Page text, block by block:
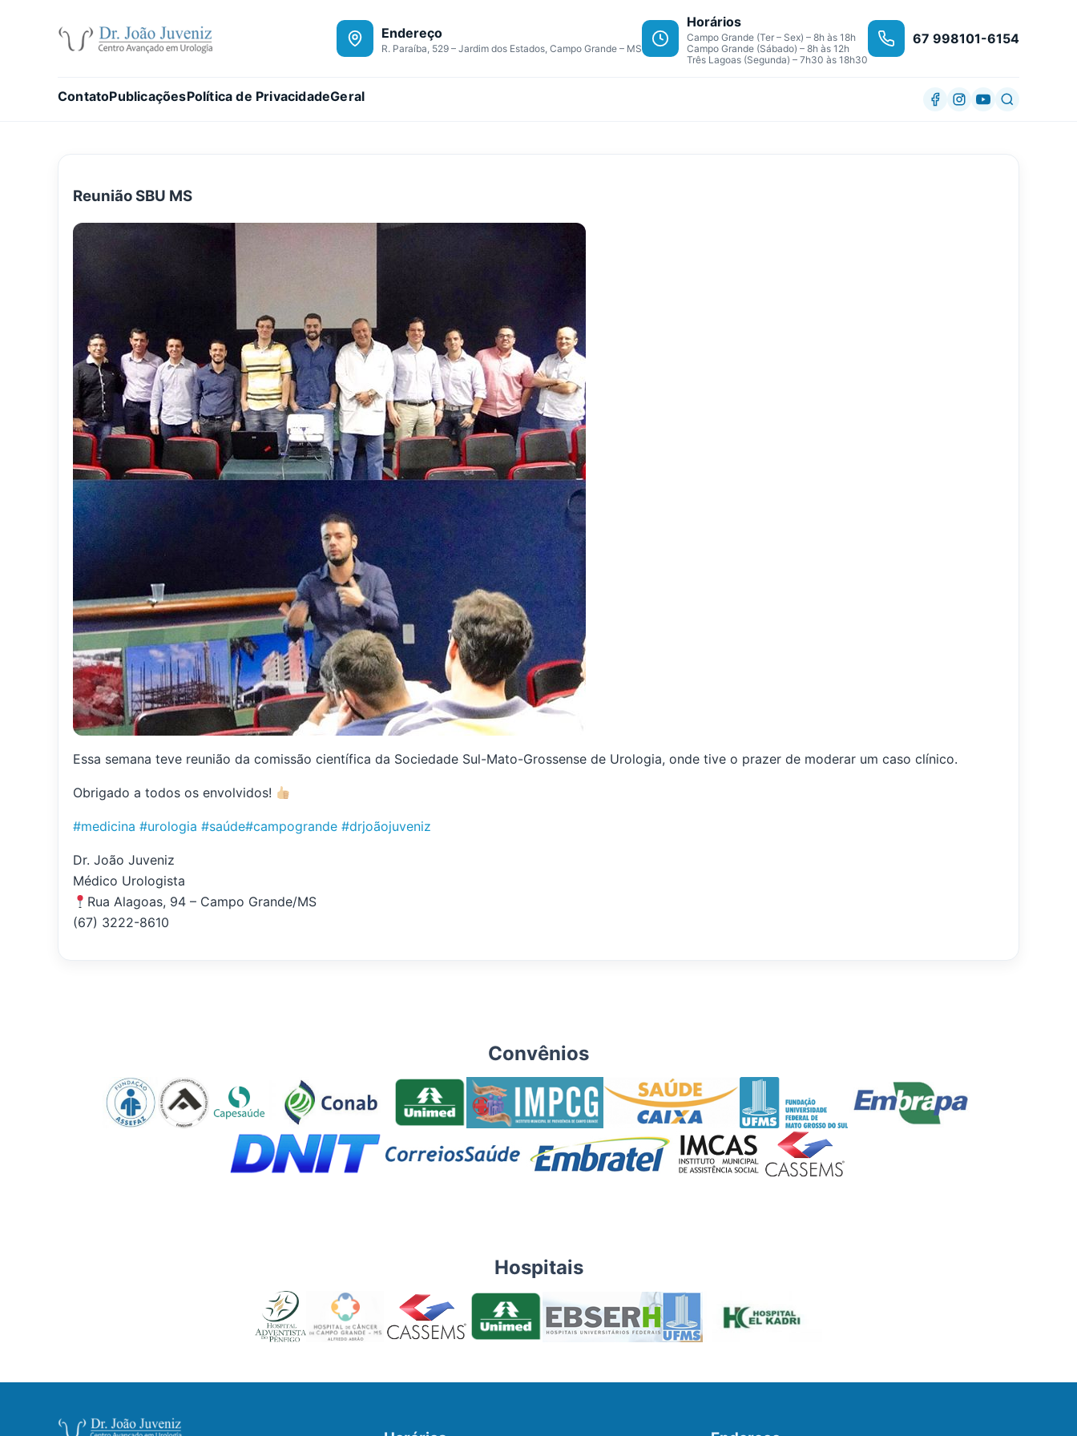
Endereço
R. Paraíba, 529 – Jardim dos Estados, Campo Grande – MS
Horários
Campo Grande (Ter – Sex) – 8h às 18h
Campo Grande (Sábado) – 8h às 12h
Três Lagoas (Segunda) – 7h30 às 18h30
67 998101-6154
ContatoPublicaçõesPolítica de PrivacidadeGeral
Reunião SBU MS
Essa semana teve reunião da comissão científica da Sociedade Sul-Mato-Grossense de Urologia, onde tive o prazer de moderar um caso clínico.
Obrigado a todos os envolvidos!
#medicina #urologia #saúde#campogrande #drjoãojuveniz
Dr. João Juveniz
Médico Urologista
Rua Alagoas, 94 – Campo Grande/MS
(67) 3222-8610
Convênios
Hospitais